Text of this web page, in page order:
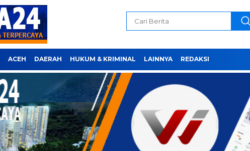
ACEH DAERAH HUKUM & KRIMINAL LAINNYA REDAKSI